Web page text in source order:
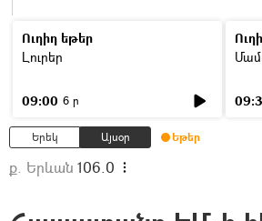
Ուղիղ եթեր
Լուրեր
09:00 6 ր
Երեկ Այսօր Եթեր
ք. Երևան 106.0